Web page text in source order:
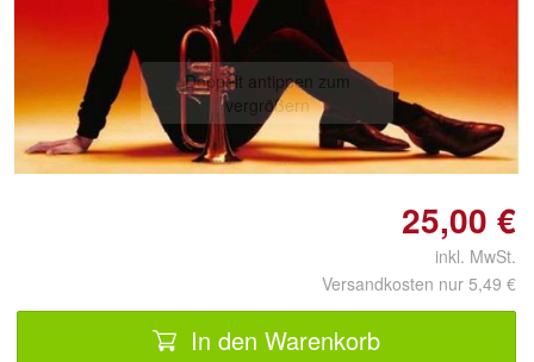
Doppelt antippen zum
vergrößern
25,00 €
inkl. MwSt.
Versandkosten nur 5,49 €
In den Warenkorb